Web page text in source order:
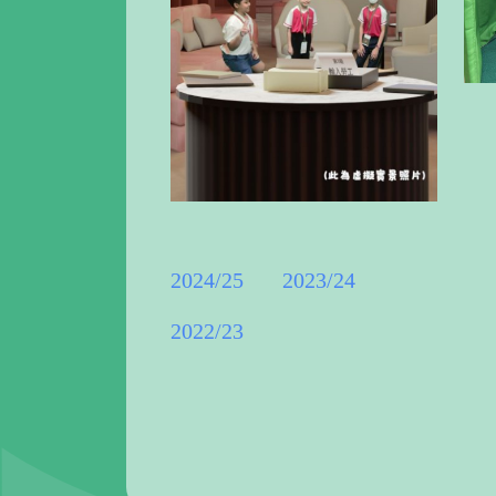
2024/25 2023/24
2022/23